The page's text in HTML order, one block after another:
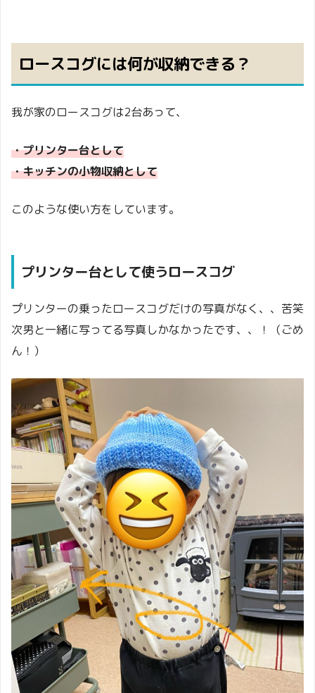
ロースコグには何が収納できる？
我が家のロースコグは2台あって、
・プリンター台として
・キッチンの小物収納として
このような使い方をしています。
プリンター台として使うロースコグ
プリンターの乗ったロースコグだけの写真がなく、、苦笑
次男と一緒に写ってる写真しかなかったです、、！（ごめ
ん！）